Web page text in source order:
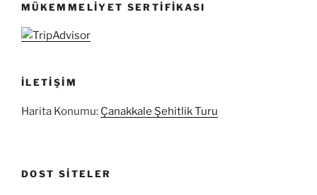
MÜKEMMELIYET SERTIFIKASI
İLETIŞIM
Harita Konumu: Çanakkale Şehitlik Turu
DOST SITELER